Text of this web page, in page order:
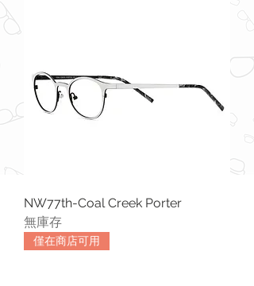
NW77th-Coal Creek Porter
無庫存
僅在商店可用